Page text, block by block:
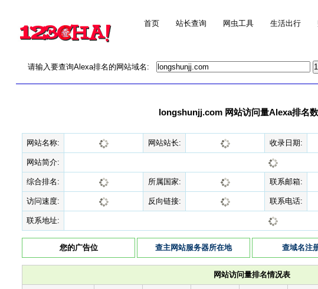
首页 站长查询 网虫工具 生活出行
请输入要查询Alexa排名的网站域名:
longshunjj.com 网站访问量Alexa排名
网站名称: 网站站长: 收录日期:
网站简介:
综合排名: 所属国家: 联系邮箱:
访问速度: 反向链接: 联系电话:
联系地址:
您的广告位 查主网站服务器所在地 查域名注
网站访问量排名情况表